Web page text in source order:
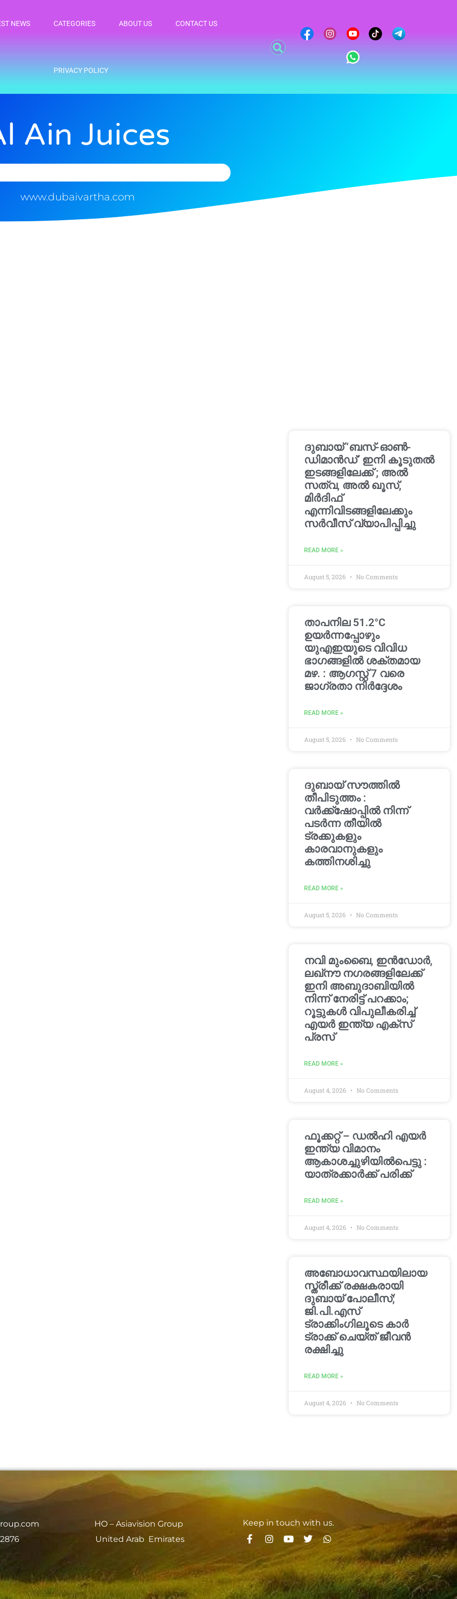
NEWS CATEGORIES ABOUT US CONTACT US
PRIVACY POLICY
Ain Juices
www.dubaivartha.com
ദുബായ് ‘ബസ്-ഓൺ-
ഡിമാൻഡ്’ ഇനി കൂടുതൽ
ഇടങ്ങളിലേക്ക് ; അൽ
സത്വ, അൽ ഖൂസ്,
മിർദിഫ്
എന്നിവിടങ്ങളിലേക്കും
സർവീസ് വ്യാപിപ്പിച്ചു
READ MORE »
August 5, 2026 No Comments
താപനില 51.2°C
ഉയർന്നപ്പോഴും
യുഎഇയുടെ വിവിധ
ഭാഗങ്ങളിൽ ശക്തമായ
മഴ. : ആഗസ്റ്റ് 7 വരെ
ജാഗ്രതാ നിർദ്ദേശം
READ MORE »
August 5, 2026 No Comments
ദുബായ് സൗത്തിൽ
തീപിടുത്തം :
വർക്ക്‌ഷോപ്പിൽ നിന്ന്
പടർന്ന തീയിൽ
ട്രക്കുകളും
കാരവാനുകളും
കത്തിനശിച്ചു
READ MORE »
August 5, 2026 No Comments
നവി മുംബൈ, ഇൻഡോർ,
ലഖ്നൗ നഗരങ്ങളിലേക്ക്
ഇനി അബുദാബിയിൽ
നിന്ന് നേരിട്ട് പറക്കാം;
റൂട്ടുകൾ വിപുലീകരിച്ച്
എയർ ഇന്ത്യ എക്സ്
പ്രസ്
READ MORE »
August 4, 2026 No Comments
ഫൂക്കറ്റ് – ഡൽഹി എയര്‍
ഇന്ത്യ വിമാനം
ആകാശച്ചുഴിയില്‍പെട്ടു :
യാത്രക്കാര്‍ക്ക് പരിക്ക്
READ MORE »
August 4, 2026 No Comments
അബോധാവസ്ഥയിലായ
സ്ത്രീക്ക് രക്ഷകരായി
ദുബായ് പോലീസ്;
ജി.പി.എസ്
ട്രാക്കിംഗിലൂടെ കാർ
ട്രാക്ക് ചെയ്ത് ജീവൻ
രക്ഷിച്ചു
READ MORE »
August 4, 2026 No Comments
HO – Asiavision Group
United Arab Emirates
Keep in touch with us.